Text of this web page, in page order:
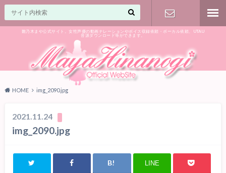
雛乃木まや公式サイト。女性声優の動画ナレーションやボイス収録依頼・ボーカル依頼、UTAU
音源ダウンロード等ができます。
気軽に♪
HOME img_2090.jpg
2021.11.24
img_2090.jpg
LINE